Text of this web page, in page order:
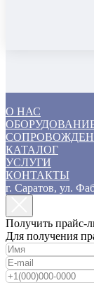
О НАС
КАТАЛОГ
УСЛУГИ
КОНТАКТЫ
г. Саратов, ул.
Получить прайс-
Для получения